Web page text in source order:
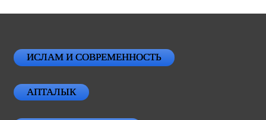
ИСЛАМ И СОВРЕМЕННОСТЬ
АПТАЛЫК